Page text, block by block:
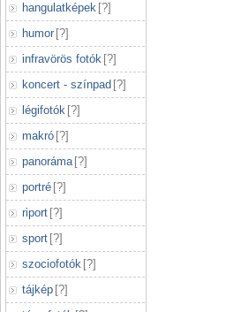
hangulatképek [?]
humor [?]
infravörös fotók [?]
koncert - színpad [?]
légifotók [?]
makró [?]
panoráma [?]
portré [?]
riport [?]
sport [?]
szociofotók [?]
tájkép [?]